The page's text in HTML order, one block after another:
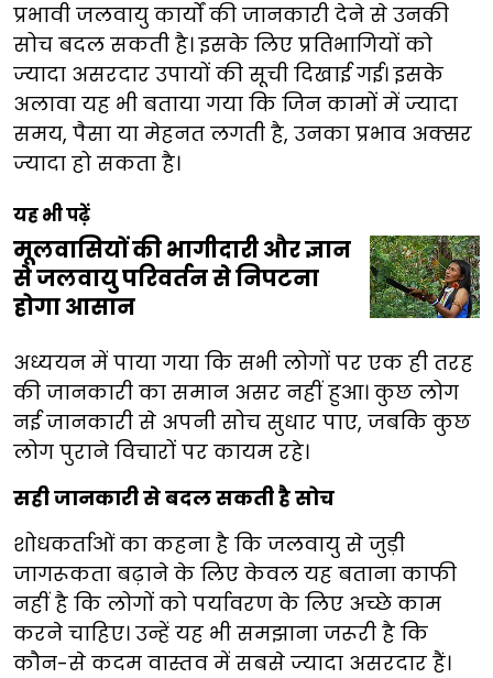
प्रभावी जलवायु कार्यों की जानकारी देने से उनकी
सोच बदल सकती है। इसके लिए प्रतिभागियों को
ज्यादा असरदार उपायों की सूची दिखाई गई। इसके
अलावा यह भी बताया गया कि जिन कामों में ज्यादा
समय, पैसा या मेहनत लगती है, उनका प्रभाव अक्सर
ज्यादा हो सकता है।
यह भी पढ़ें
मूलवासियों की भागीदारी और ज्ञान
से जलवायु परिवर्तन से निपटना
होगा आसान
अध्ययन में पाया गया कि सभी लोगों पर एक ही तरह
की जानकारी का समान असर नहीं हुआ। कुछ लोग
नई जानकारी से अपनी सोच सुधार पाए, जबकि कुछ
लोग पुराने विचारों पर कायम रहे।
सही जानकारी से बदल सकती है सोच
शोधकर्ताओं का कहना है कि जलवायु से जुड़ी
जागरूकता बढ़ाने के लिए केवल यह बताना काफी
नहीं है कि लोगों को पर्यावरण के लिए अच्छे काम
करने चाहिए। उन्हें यह भी समझाना जरूरी है कि
कौन-से कदम वास्तव में सबसे ज्यादा असरदार हैं।